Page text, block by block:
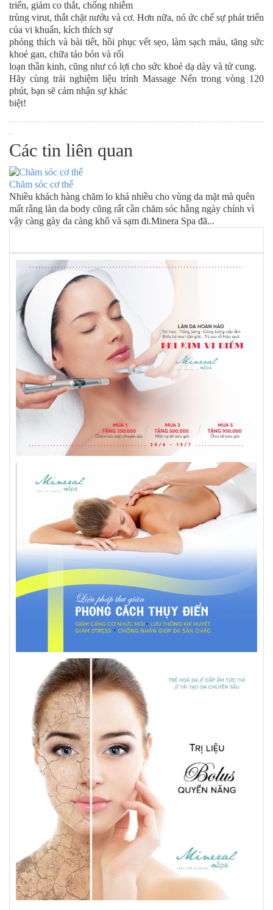
triển, giảm co thắt, chống nhiễm
trùng virut, thắt chặt nướu và cơ. Hơn nữa, nó ức chế sự phát triển
của vi khuẩn, kích thích sự
phóng thích và bài tiết, hồi phục vết sẹo, làm sạch máu, tăng sức
khoẻ gan, chữa táo bón và rối
loạn thần kinh, cũng như có lợi cho sức khoẻ dạ dày và tử cung.
Hãy cùng trải nghiệm liệu trình Massage Nến trong vòng 120
phút, bạn sẽ cảm nhận sự khác
biệt!
Canxi chiết xuất từ tảo biển đỏ |Canxi hữu cơ |Canxi tảo biển đỏ| Canxi từ tảo biển đỏ| Canxi từ tảo biển |Tảo biển đỏ |Dầu cá |Dầu hạt lanh Dầu hạt lanh| Canxi tảo biển đỏ| Canxi tảo biển|Tảo biển đỏ |Công dụng của glucosamin |Bổ sung canxi cho bà bầu| Canxi vitamin D3| Bệnh đông máu|Thực phẩm bổ sung canxi |Canxi từ tảo biển đỏ |Canxi từ tảo biển| Bệnh tim mạch là gì| Thanh Trang Pharma |Thanh Trang
Pharma
Các tin liên quan
Chăm sóc cơ thể
Nhiều khách hàng chăm lo khá nhiều cho vùng da mặt mà quên
mất rằng làn da body cũng rất cần chăm sóc hằng ngày chính vì
vậy càng gày da càng khô và sạm đi.Minera Spa đã...